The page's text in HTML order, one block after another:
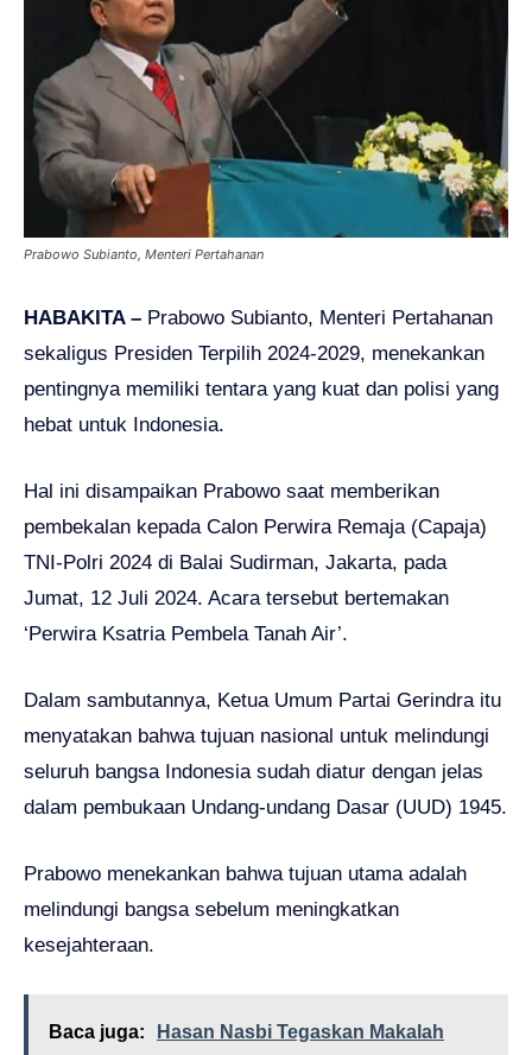
Prabowo Subianto, Menteri Pertahanan
HABAKITA – Prabowo Subianto, Menteri Pertahanan
sekaligus Presiden Terpilih 2024-2029, menekankan
pentingnya memiliki tentara yang kuat dan polisi yang
hebat untuk Indonesia.
Hal ini disampaikan Prabowo saat memberikan
pembekalan kepada Calon Perwira Remaja (Capaja)
TNI-Polri 2024 di Balai Sudirman, Jakarta, pada
Jumat, 12 Juli 2024. Acara tersebut bertemakan
‘Perwira Ksatria Pembela Tanah Air’.
Dalam sambutannya, Ketua Umum Partai Gerindra itu
menyatakan bahwa tujuan nasional untuk melindungi
seluruh bangsa Indonesia sudah diatur dengan jelas
dalam pembukaan Undang-undang Dasar (UUD) 1945.
Prabowo menekankan bahwa tujuan utama adalah
melindungi bangsa sebelum meningkatkan
kesejahteraan.
Baca juga:
Hasan Nasbi Tegaskan Makalah